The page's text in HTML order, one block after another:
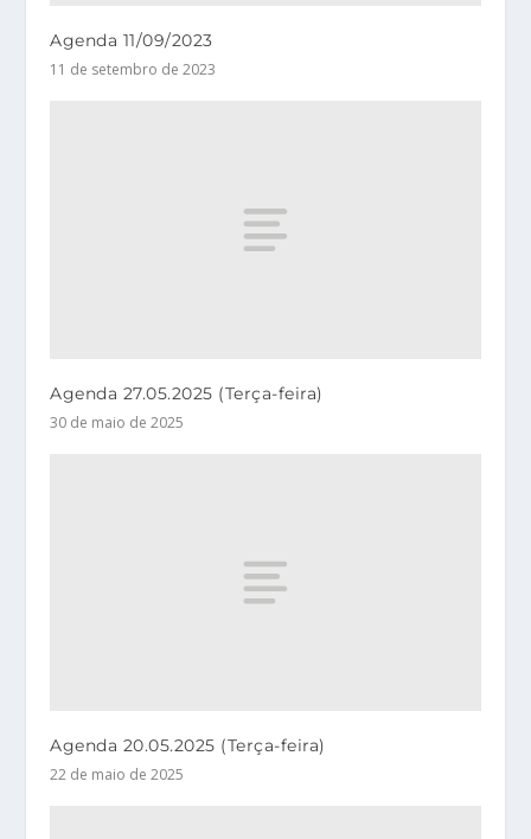
Agenda 11/09/2023
11 de setembro de 2023
Agenda 27.05.2025 (Terça-feira)
30 de maio de 2025
Agenda 20.05.2025 (Terça-feira)
22 de maio de 2025